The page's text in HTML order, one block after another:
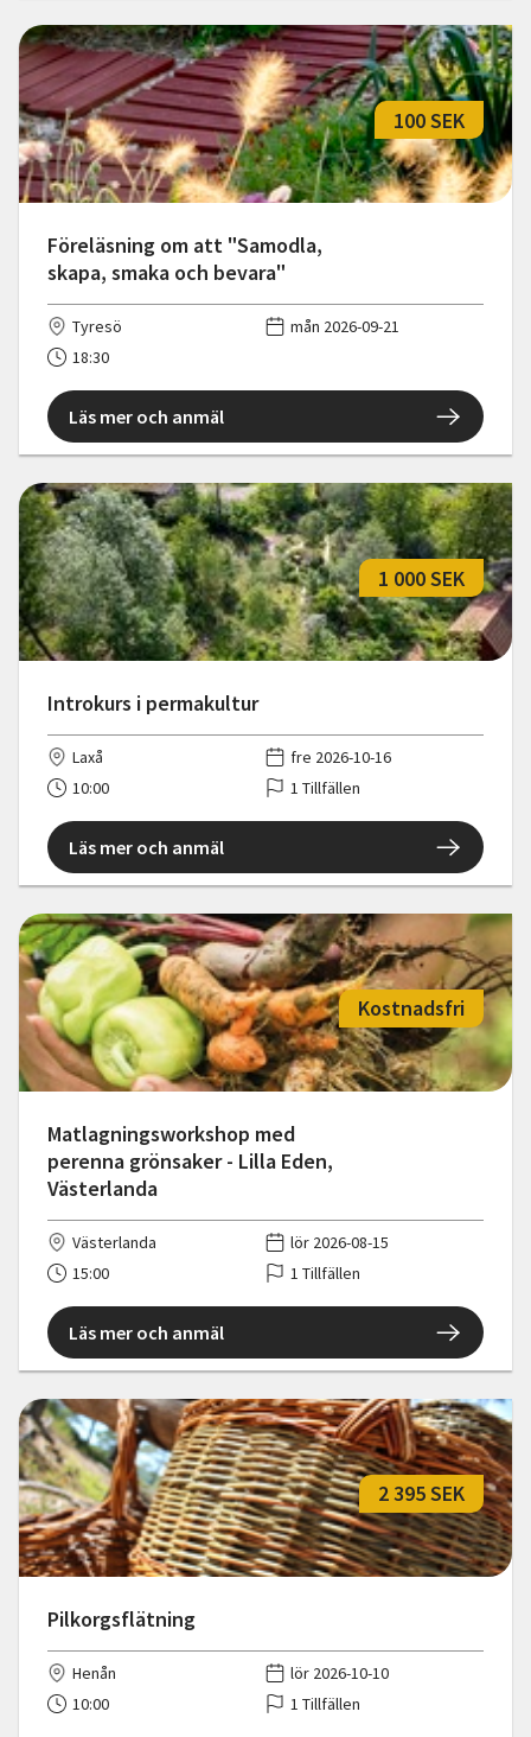
Föreläsning om att "Samodla,
skapa, smaka och bevara"
100 SEK
Tyresö
mån 2026-09-21
18:30
Läs mer och anmäl
Introkurs i permakultur
1 000 SEK
Laxå
fre 2026-10-16
10:00
1 Tillfällen
Läs mer och anmäl
Matlagningsworkshop med
perenna grönsaker - Lilla Eden,
Västerlanda
Kostnadsfri
Västerlanda
lör 2026-08-15
15:00
1 Tillfällen
Läs mer och anmäl
Pilkorgsflätning
2 395 SEK
Henån
lör 2026-10-10
10:00
1 Tillfällen